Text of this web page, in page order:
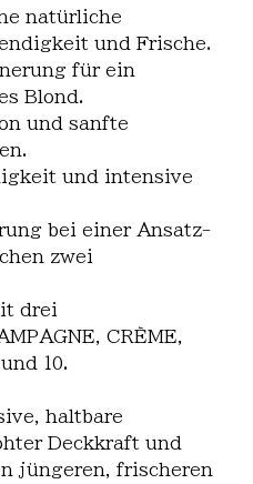
natürliche
und Frische.
für ein
Blond.
und sanfte
und intensive
bei einer Ansatz-
zwei
drei
CRÈME,
10.
haltbare
Deckkraft und
jüngeren, frischeren